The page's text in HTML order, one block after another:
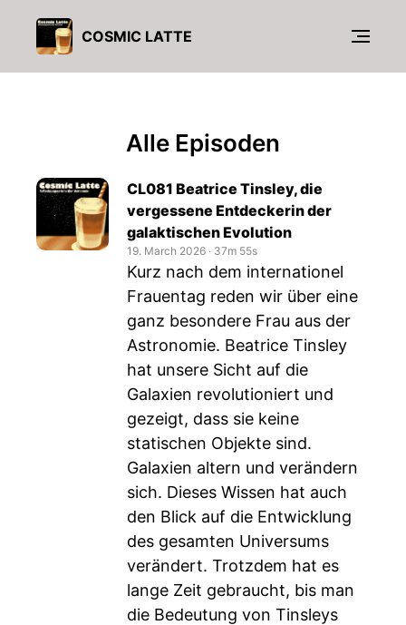
COSMIC LATTE
Alle Episoden
CL081 Beatrice Tinsley, die
vergessene Entdeckerin der
galaktischen Evolution
19. March 2026 ‧ 37m 55s
Kurz nach dem internationel
Frauentag reden wir über eine
ganz besondere Frau aus der
Astronomie. Beatrice Tinsley
hat unsere Sicht auf die
Galaxien revolutioniert und
gezeigt, dass sie keine
statischen Objekte sind.
Galaxien altern und verändern
sich. Dieses Wissen hat auch
den Blick auf die Entwicklung
des gesamten Universums
verändert. Trotzdem hat es
lange Zeit gebraucht, bis man
die Bedeutung von Tinsleys